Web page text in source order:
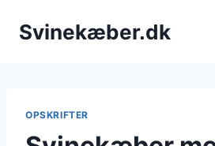
Svinekæber.dk
OPSKRIFTER